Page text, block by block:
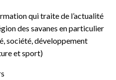
qui traite de l’actualité
des savanes en particulier
société, développement
et sport)